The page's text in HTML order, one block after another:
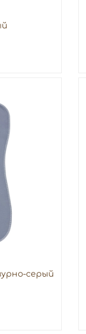
серый